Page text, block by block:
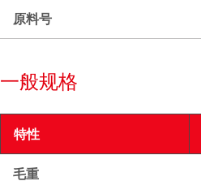
原料号
一般规格
特性
毛重